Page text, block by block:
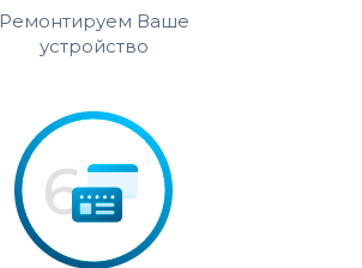
Ремонтируем Ваше
устройство